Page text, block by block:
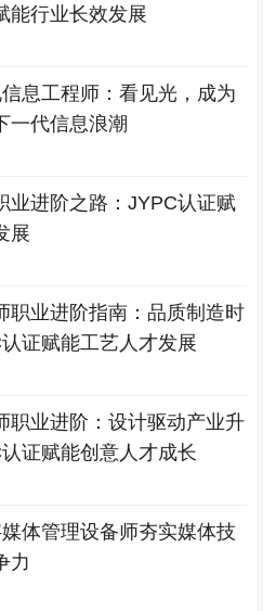
能行业长效发展
息工程师：看见光，成为
一代信息浪潮
业进阶之路：JYPC认证赋
展
职业进阶指南：品质制造时
证赋能工艺人才发展
职业进阶：设计驱动产业升
证赋能创意人才成长
体管理设备师夯实媒体技
力